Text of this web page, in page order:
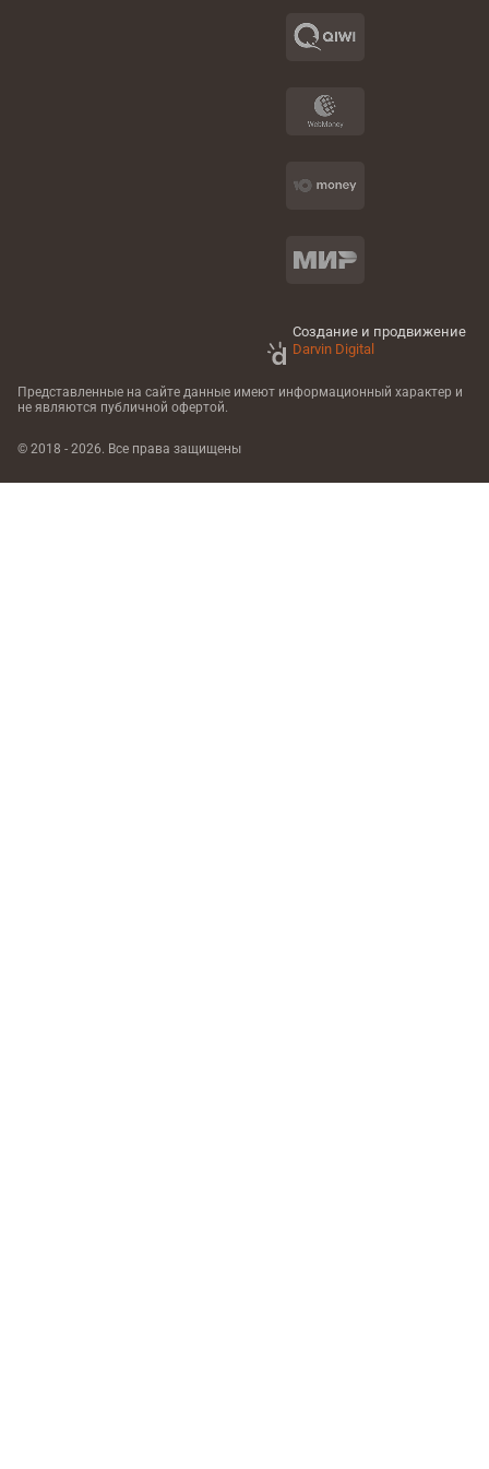
Создание и продвижение
Darvin Digital
Представленные на сайте данные имеют информационный характер и
не являются публичной офертой.
© 2018 - 2026. Все права защищены